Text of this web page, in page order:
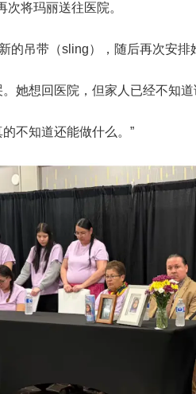
将玛丽送往医院。
的吊带（sling），随后再次安排
她想回医院，但家人已经不知道
不知道还能做什么。”